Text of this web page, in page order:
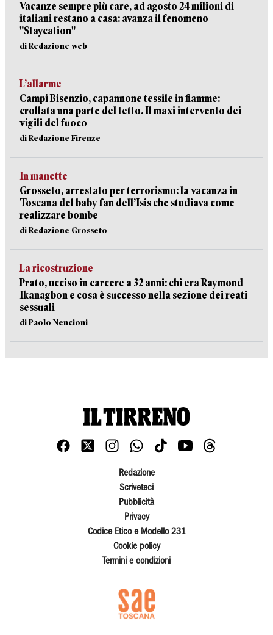
Vacanze sempre più care, ad agosto 24 milioni di
italiani restano a casa: avanza il fenomeno
"Staycation"
di Redazione web
L’allarme
Campi Bisenzio, capannone tessile in fiamme:
crollata una parte del tetto. Il maxi intervento dei
vigili del fuoco
di Redazione Firenze
In manette
Grosseto, arrestato per terrorismo: la vacanza in
Toscana del baby fan dell’Isis che studiava come
realizzare bombe
di Redazione Grosseto
La ricostruzione
Prato, ucciso in carcere a 32 anni: chi era Raymond
Ikanagbon e cosa è successo nella sezione dei reati
sessuali
di Paolo Nencioni
Redazione
Scriveteci
Pubblicità
Privacy
Codice Etico e Modello 231
Cookie policy
Termini e condizioni